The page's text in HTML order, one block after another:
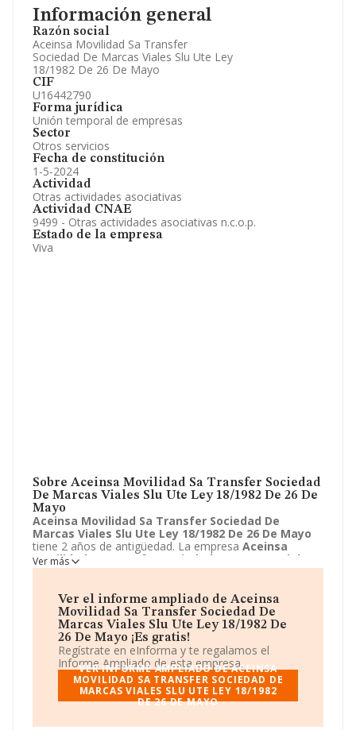
Información general
Razón social
Aceinsa Movilidad Sa Transfer
Sociedad De Marcas Viales Slu Ute Ley
18/1982 De 26 De Mayo
CIF
U16442790
Forma jurídica
Unión temporal de empresas
Sector
Otros servicios
Fecha de constitución
1-5-2024
Actividad
Otras actividades asociativas
Actividad CNAE
9499 - Otras actividades asociativas n.c.o.p.
Estado de la empresa
Viva
Sobre Aceinsa Movilidad Sa Transfer Sociedad
De Marcas Viales Slu Ute Ley 18/1982 De 26 De
Mayo
Aceinsa Movilidad Sa Transfer Sociedad De
Marcas Viales Slu Ute Ley 18/1982 De 26 De Mayo
tiene 2 años de antigüedad. La empresa Aceinsa
Movilidad Sa Transfer Sociedad De Marcas Viales
Slu Ute Ley 18/1982 De 26 De Mayoubicada en Calle
está definida como 9499 - Otras actividades asociativas
n.c.o.p.. La forma jurídica deAceinsa Movilidad Sa
Transfer Sociedad De Marcas Viales Slu Ute Ley
18/1982 De 26 De Mayoes Unión temporal de
empresas.
Ver más
Ver el informe ampliado de Aceinsa
Movilidad Sa Transfer Sociedad De
Marcas Viales Slu Ute Ley 18/1982 De
26 De Mayo ¡Es gratis!
Regístrate en eInforma y te regalamos el
Informe Ampliado de esta empresa.
VER INFORME AMPLIADO DE ACEINSA
MOVILIDAD SA TRANSFER SOCIEDAD DE
MARCAS VIALES SLU UTE LEY 18/1982
DE 26 DE MAYO
Accionistas.
Participaciones y Vinculaciones en otras empresas.
Artículos de prensa publicados sobre la empresa.
Información oficial y registral complementaria.